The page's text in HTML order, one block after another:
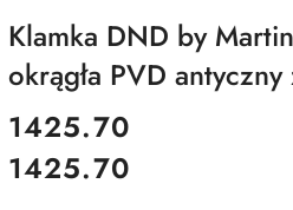
Klamka DND by
okrągła PVD antyczny
cena:
1425.70
Cena:
1425.70